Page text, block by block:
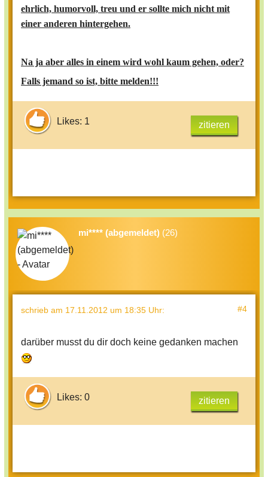
ehrlich, humorvoll, treu und er sollte mich nicht mit
einer anderen hintergehen.
Na ja aber alles in einem wird wohl kaum gehen, oder?
Falls jemand so ist, bitte melden!!!
Likes: 1 zitieren
mi**** (abgemeldet) (26)
schrieb am 17.11.2012 um 18:35 Uhr: #4
darüber musst du dir doch keine gedanken machen
Likes: 0 zitieren